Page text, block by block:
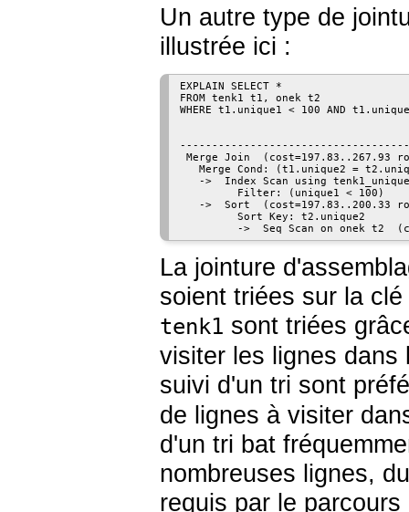
Un autre type de
illustrée ici :
EXPLAIN SELECT *
FROM tenk1 t1, onek t2
WHERE t1.unique1 < 100 AND
Merge Join  (cost=197.83..267.93
Merge Cond: (t1.unique2 =
->  Index Scan using
         Filter: (unique1 < 100)
->  Sort  (cost=197.83..200.33
         Sort Key: t2.unique2
La jointure
soient triées sur la
tenk1 sont triées
visiter les lignes dans
suivi d'un tri sont
de lignes à visiter
d'un tri bat
nombreuses lignes,
requis par le parcours